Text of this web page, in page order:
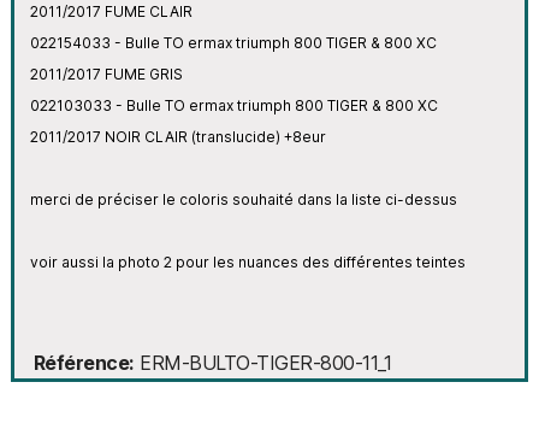
2011/2017 FUME CLAIR
022154033 - Bulle TO ermax triumph 800 TIGER & 800 XC
2011/2017 FUME GRIS
022103033 - Bulle TO ermax triumph 800 TIGER & 800 XC
2011/2017 NOIR CLAIR (translucide) +8eur
merci de préciser le coloris souhaité dans la liste ci-dessus
voir aussi la photo 2 pour les nuances des différentes teintes
Référence ERM-BULTO-TIGER-800-11_1